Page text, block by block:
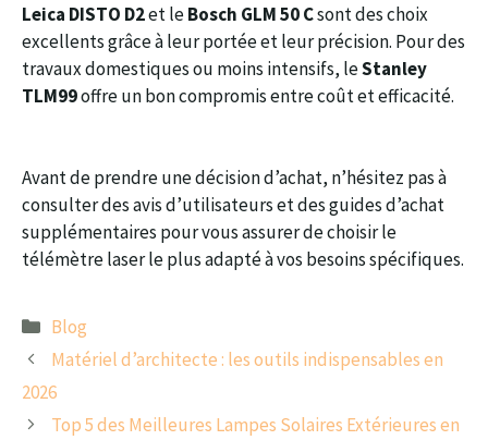
Leica DISTO D2et leBosch GLM 50 Csont des choix
excellents grâce à leur portée et leur précision. Pour des
travaux domestiques ou moins intensifs, leStanley
TLM99offre un bon compromis entre coût et efficacité.
Avant de prendre une décision d’achat, n’hésitez pas à
consulter des avis d’utilisateurs et des guides d’achat
supplémentaires pour vous assurer de choisir le
télémètre laser le plus adapté à vos besoins spécifiques.
Catégories
Blog
Matériel d’architecte : les outils indispensables en
2026
Top 5 des Meilleures Lampes Solaires Extérieures en